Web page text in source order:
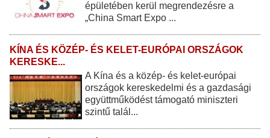
épületében kerül megrendezésre a
„China Smart Expo ...
KÍNA ÉS KÖZÉP- ÉS KELET-EURÓPAI ORSZÁGOK
KERESKE...
A Kína és a közép- és kelet-európai
országok kereskedelmi és a gazdasági
együttműködést támogató miniszteri
szintű talál...